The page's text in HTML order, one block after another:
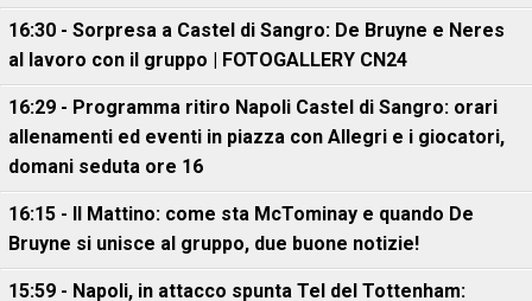
16:30 - Sorpresa a Castel di Sangro: De Bruyne e Neres
al lavoro con il gruppo | FOTOGALLERY CN24
16:29 - Programma ritiro Napoli Castel di Sangro: orari
allenamenti ed eventi in piazza con Allegri e i giocatori,
domani seduta ore 16
16:15 - Il Mattino: come sta McTominay e quando De
Bruyne si unisce al gruppo, due buone notizie!
15:59 - Napoli, in attacco spunta Tel del Tottenham: